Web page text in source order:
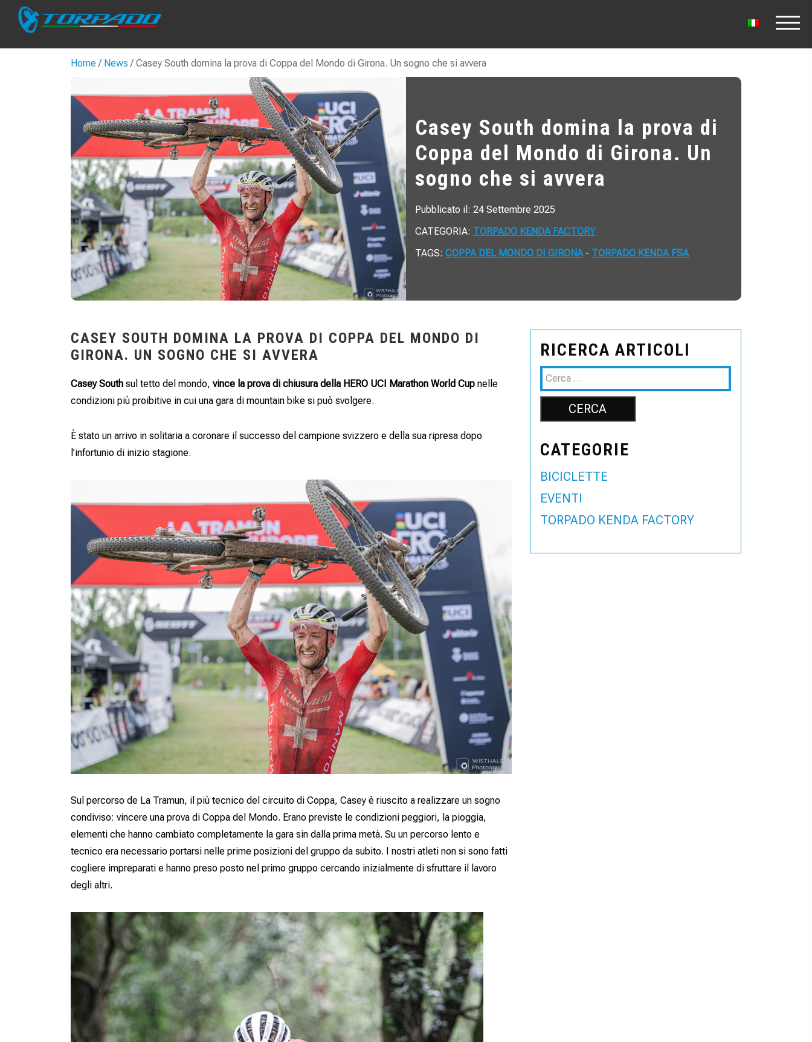
Home/ News / Casey South domina la prova di Coppa del Mondo di Girona. Un sogno che si avvera
Casey South domina la prova di
Coppa del Mondo di Girona. Un
sogno che si avvera
Pubblicato il: 24 Settembre 2025
CATEGORIA: TORPADO KENDA FACTORY
TAGS: COPPA DEL MONDO DI GIRONA- TORPADO KENDA FSA
CASEY SOUTH DOMINA LA PROVA DI COPPA DEL MONDO DI
GIRONA. UN SOGNO CHE SI AVVERA
Casey South sul tetto del mondo, vince la prova di chiusura della HERO UCI Marathon World Cup nelle
condizioni più proibitive in cui una gara di mountain bike si può svolgere.
È stato un arrivo in solitaria a coronare il successo del campione svizzero e della sua ripresa dopo
l’infortunio di inizio stagione.
Sul percorso de La Tramun, il più tecnico del circuito di Coppa, Casey è riuscito a realizzare un sogno
condiviso: vincere una prova di Coppa del Mondo. Erano previste le condizioni peggiori, la pioggia,
elementi che hanno cambiato completamente la gara sin dalla prima metà. Su un percorso lento e
tecnico era necessario portarsi nelle prime posizioni del gruppo da subito. I nostri atleti non si sono fatti
cogliere impreparati e hanno preso posto nel primo gruppo cercando inizialmente di sfruttare il lavoro
degli altri.
RICERCA ARTICOLI
CATEGORIE
BICICLETTE
EVENTI
TORPADO KENDA FACTORY